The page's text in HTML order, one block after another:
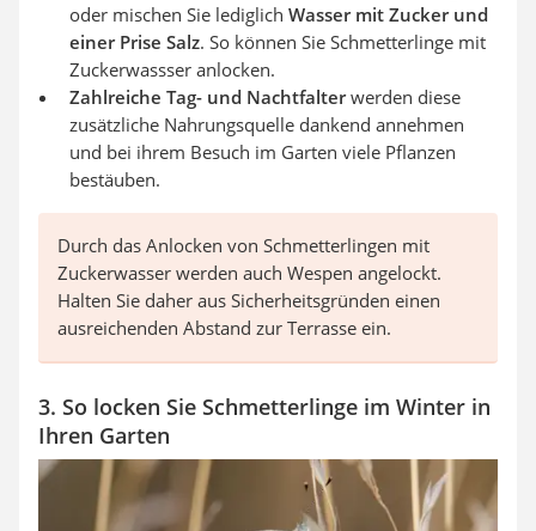
oder mischen Sie lediglich Wasser mit Zucker und
einer Prise Salz. So können Sie Schmetterlinge mit
Zuckerwassser anlocken.
Zahlreiche Tag- und Nachtfalterwerden diese
zusätzliche Nahrungsquelle dankend annehmen
und bei ihrem Besuch im Garten viele Pflanzen
bestäuben.
Durch das Anlocken von Schmetterlingen mit
Zuckerwasser werden auch Wespen angelockt.
Halten Sie daher aus Sicherheitsgründen einen
ausreichenden Abstand zur Terrasse ein.
3. So locken Sie Schmetterlinge im Winter in
Ihren Garten